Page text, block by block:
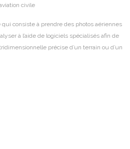
civile
qui consiste à prendre des photos aériennes
à l’aide de logiciels spécialisés afin de
précise d’un terrain ou d’un